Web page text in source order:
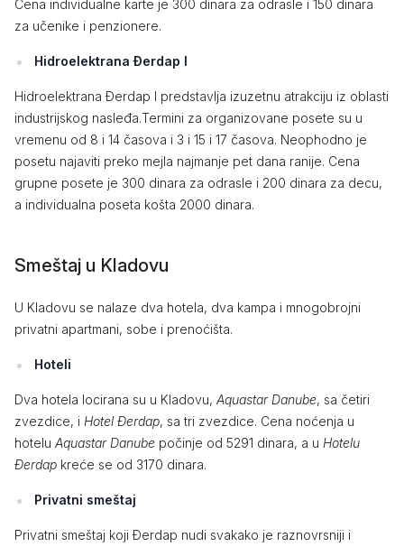
Cena individualne karte je 300 dinara za odrasle i 150 dinara
za učenike i penzionere.
Hidroelektrana Đerdap I
Hidroelektrana Đerdap I predstavlja izuzetnu atrakciju iz oblasti
industrijskog nasleđa.Termini za organizovane posete su u
vremenu od 8 i 14 časova i 3 i 15 i 17 časova. Neophodno je
posetu najaviti preko mejla najmanje pet dana ranije. Cena
grupne posete je 300 dinara za odrasle i 200 dinara za decu,
a individualna poseta košta 2000 dinara.
Smeštaj u Kladovu
U Kladovu se nalaze dva hotela, dva kampa i mnogobrojni
privatni apartmani, sobe i prenoćišta.
Hoteli
Dva hotela locirana su u Kladovu, Aquastar Danube, sa četiri
zvezdice, i Hotel Đerdap, sa tri zvezdice. Cena noćenja u
hotelu Aquastar Danube počinje od 5291 dinara, a u Hotelu
Đerdap kreće se od 3170 dinara.
Privatni smeštaj
Privatni smeštaj koji Đerdap nudi svakako je raznovrsniji i